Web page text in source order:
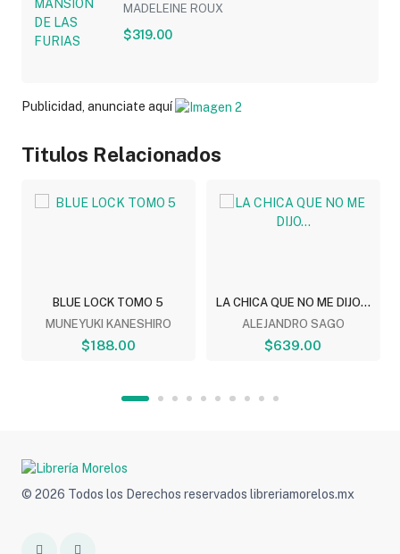
MADELEINE ROUX
$319.00
Publicidad, anunciate aquí
Titulos Relacionados
BLUE LOCK TOMO 5
MUNEYUKI KANESHIRO
$188.00
LA CHICA QUE NO ME DIJO...
ALEJANDRO SAGO
$639.00
© 2026 Todos los Derechos reservados libreriamorelos.mx